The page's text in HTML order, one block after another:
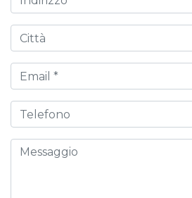
Città
Email
Telefono
Messaggio